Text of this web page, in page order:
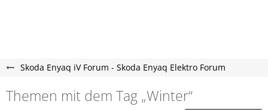
Skoda Enyaq iV Forum - Skoda Enyaq Elektro Forum
Themen mit dem Tag „Winter“